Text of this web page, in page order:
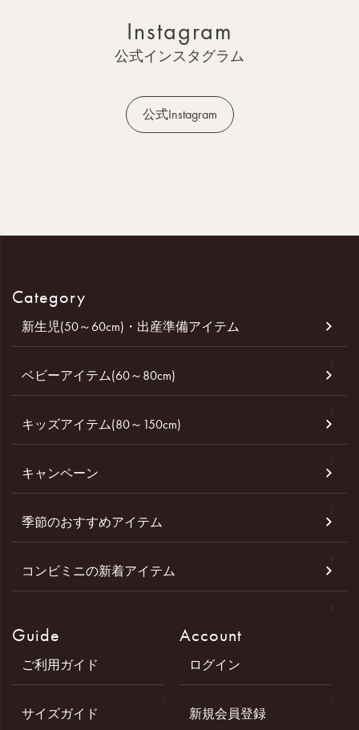
Instagram
公式インスタグラム
公式Instagram
Category
新生児(50～60cm)・出産準備アイテム
ベビーアイテム(60～80cm)
キッズアイテム(80～150cm)
キャンペーン
季節のおすすめアイテム
コンビミニの新着アイテム
Guide
ご利用ガイド
サイズガイド
Account
ログイン
新規会員登録